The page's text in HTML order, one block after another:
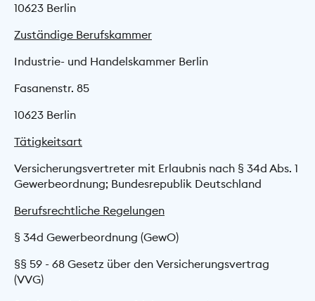
10623 Berlin
Zuständige Berufskammer
Industrie- und Handelskammer Berlin
Fasanenstr. 85
10623 Berlin
Tätigkeitsart
Versicherungsvertreter mit Erlaubnis nach § 34d Abs. 1
Gewerbeordnung; Bundesrepublik Deutschland
Berufsrechtliche Regelungen
§ 34d Gewerbeordnung (GewO)
§§ 59 - 68 Gesetz über den Versicherungs­vertrag
(VVG)